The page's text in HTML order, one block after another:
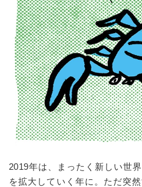
2019年は、まったく新しい世
を拡大していく年に。ただ突